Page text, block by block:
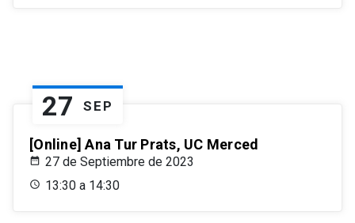
27 SEP
[Online] Ana Tur Prats, UC Merced
27 de Septiembre de 2023
13:30 a 14:30